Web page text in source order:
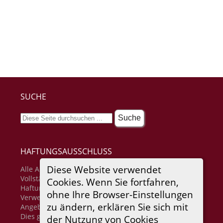
Diese Website verwendet
Cookies. Wenn Sie fortfahren,
ohne Ihre Browser-Einstellungen
zu ändern, erklären Sie sich mit
der Nutzung von Cookies
SUCHE
HAFTUNGSAUSSCHLUSS
Alle Angaben erfolgen ohne Gewähr für
Vollständigkeit oder Richtigkeit. Es wird keine
Haftung übernommen für Schäden durch die
Verwendung von Informationen aus diesem Online-
Angebot oder durch das Fehlen von Informationen.
Dies gilt auch für Inhalte Dritter, die über dieses